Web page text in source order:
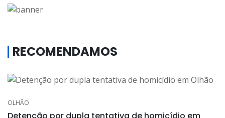
RECOMENDAMOS
OLHÃO
Detenção por dupla tentativa de homicídio em